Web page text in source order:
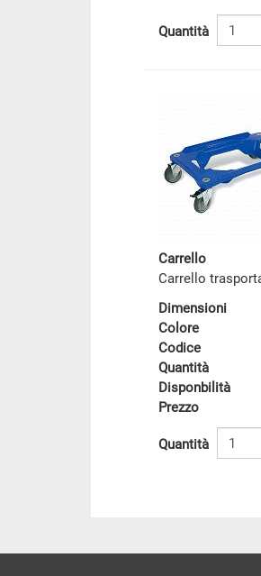
Quantità
Carrello
Carrello
Dimensioni
Colore
Codice
Quantità
Disponbilità
Prezzo
Quantità